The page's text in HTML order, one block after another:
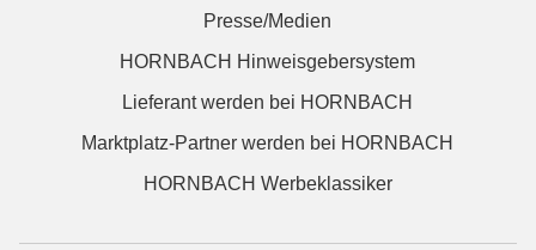
Presse/Medien
HORNBACH Hinweisgebersystem
Lieferant werden bei HORNBACH
Marktplatz-Partner werden bei HORNBACH
HORNBACH Werbeklassiker